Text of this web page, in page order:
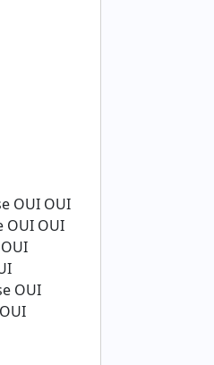
OUI OUI
OUI OUI
OUI